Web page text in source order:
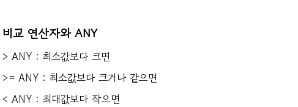
비교 연산자와 ANY
> ANY : 최소값보다 크면
>= ANY : 최소값보다 크거나 같으면
< ANY : 최대값보다 작으면